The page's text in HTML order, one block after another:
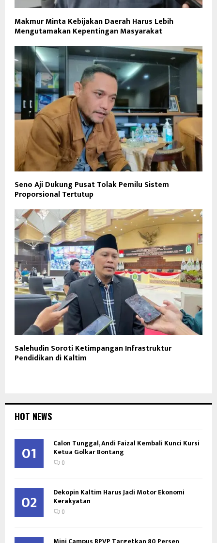
Makmur Minta Kebijakan Daerah Harus Lebih
Mengutamakan Kepentingan Masyarakat
Seno Aji Dukung Pusat Tolak Pemilu Sistem
Proporsional Tertutup
Salehudin Soroti Ketimpangan Infrastruktur
Pendidikan di Kaltim
HOT NEWS
01 Calon Tunggal, Andi Faizal Kembali Kunci Kursi
Ketua Golkar Bontang
0
02 Dekopin Kaltim Harus Jadi Motor Ekonomi
Kerakyatan
0